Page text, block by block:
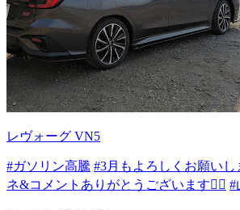
レヴォーグ VN5
#ガソリン高騰 #3月もよろしくお願いし
ネ&コメントありがとうございます🙇‍♂️ #